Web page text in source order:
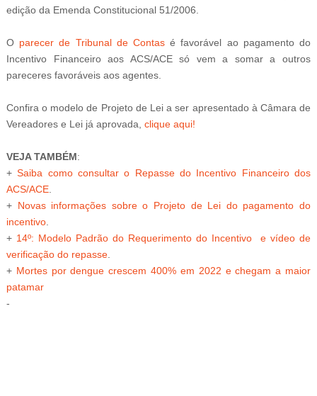
edição da Emenda Constitucional 51/2006.
O parecer de Tribunal de Contas é favorável ao pagamento do
Incentivo Financeiro aos ACS/ACE só vem a somar a outros
pareceres favoráveis aos agentes.
Confira o modelo de Projeto de Lei a ser apresentado à Câmara de
Vereadores e Lei já aprovada, clique aqui!
VEJA TAMBÉM:
+Saiba como consultar o Repasse do Incentivo Financeiro dos
ACS/ACE.
+ Novas informações sobre o Projeto de Lei do pagamento do
incentivo.
+ 14º: Modelo Padrão do Requerimento do Incentivo e vídeo de
verificação do repasse.
+ Mortes por dengue crescem 400% em 2022 e chegam a maior
patamar
-